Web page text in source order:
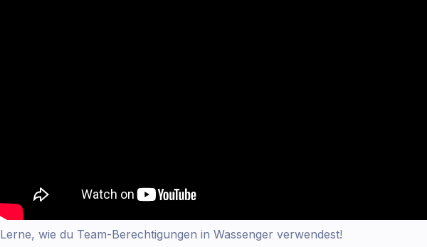
Lerne, wie du Team-Berechtigungen in Wassenger verwendest!